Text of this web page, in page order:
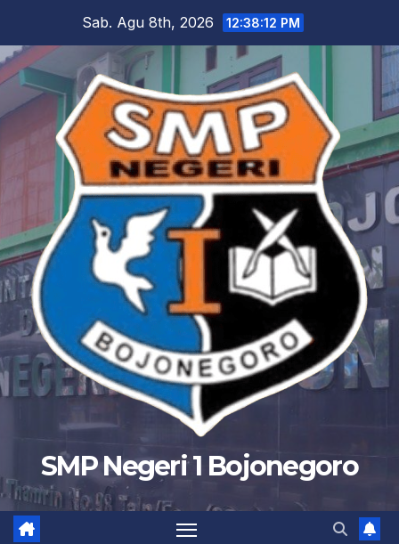
content
Sab. Agu 8th, 2026 12:38:12 PM
SMP Negeri 1 Bojonegoro